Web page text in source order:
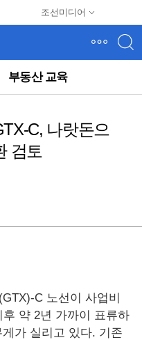
조선미디어
부동산 교육
C, 나랏돈으
검토
C 노선이 사업비
약 2년 가까이 표류하
게가 실리고 있다. 기존